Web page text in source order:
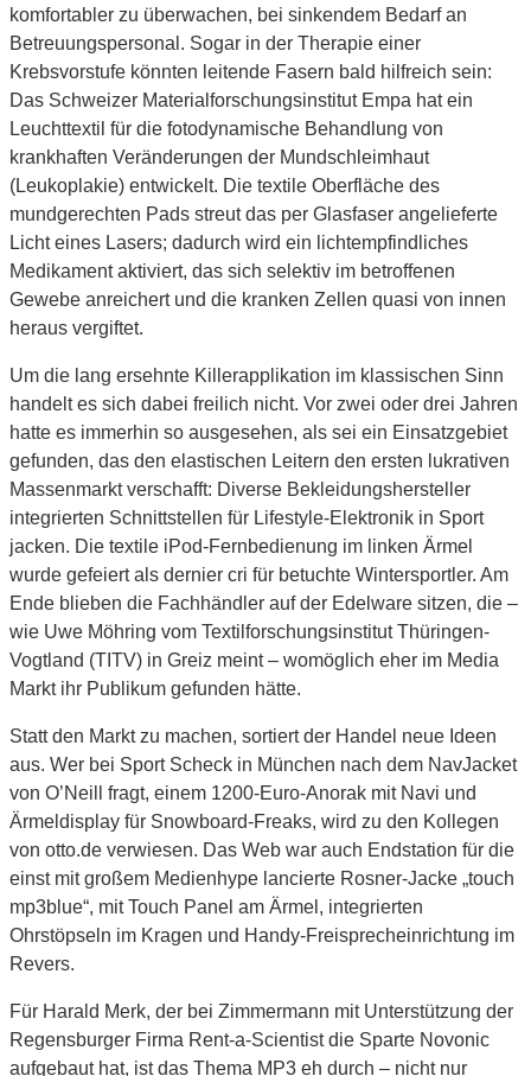
komfortabler zu überwachen, bei sinkendem Bedarf an
Betreuungspersonal. Sogar in der Therapie einer
Krebsvorstufe könnten leitende Fasern bald hilfreich sein:
Das Schweizer Materialforschungsinstitut Empa hat ein
Leuchttextil für die fotodynamische Behandlung von
krankhaften Veränderungen der Mundschleimhaut
(Leukoplakie) entwickelt. Die textile Oberfläche des
mundgerechten Pads streut das per Glasfaser angelieferte
Licht eines Lasers; dadurch wird ein lichtempfindliches
Medikament aktiviert, das sich selektiv im betroffenen
Gewebe anreichert und die kranken Zellen quasi von innen
heraus vergiftet.
Um die lang ersehnte Killerapplikation im klassischen Sinn
handelt es sich dabei freilich nicht. Vor zwei oder drei Jahren
hatte es immerhin so ausgesehen, als sei ein Einsatzgebiet
gefunden, das den elastischen Leitern den ersten lukrativen
Massenmarkt verschafft: Diverse Bekleidungshersteller
integrierten Schnittstellen für Lifestyle-Elektronik in Sport
jacken. Die textile iPod-Fernbedienung im linken Ärmel
wurde gefeiert als dernier cri für betuchte Wintersportler. Am
Ende blieben die Fachhändler auf der Edelware sitzen, die –
wie Uwe Möhring vom Textilforschungsinstitut Thüringen-
Vogtland (TITV) in Greiz meint – womöglich eher im Media
Markt ihr Publikum gefunden hätte.
Statt den Markt zu machen, sortiert der Handel neue Ideen
aus. Wer bei Sport Scheck in München nach dem NavJacket
von O’Neill fragt, einem 1200-Euro-Anorak mit Navi und
Ärmeldisplay für Snowboard-Freaks, wird zu den Kollegen
von otto.de verwiesen. Das Web war auch Endstation für die
einst mit großem Medienhype lancierte Rosner-Jacke „touch
mp3blue“, mit Touch Panel am Ärmel, integrierten
Ohrstöpseln im Kragen und Handy-Freisprecheinrichtung im
Revers.
Für Harald Merk, der bei Zimmermann mit Unterstützung der
Regensburger Firma Rent-a-Scientist die Sparte Novonic
aufgebaut hat, ist das Thema MP3 eh durch – nicht nur